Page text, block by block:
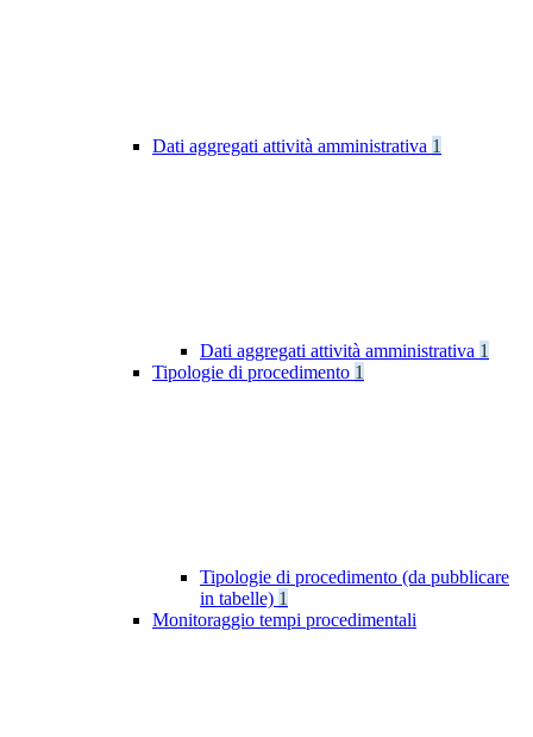
Dati aggregati attività amministrativa 1
Dati aggregati attività amministrativa 1
Tipologie di procedimento 1
Tipologie di procedimento (da pubblicare
in tabelle) 1
Monitoraggio tempi procedimentali